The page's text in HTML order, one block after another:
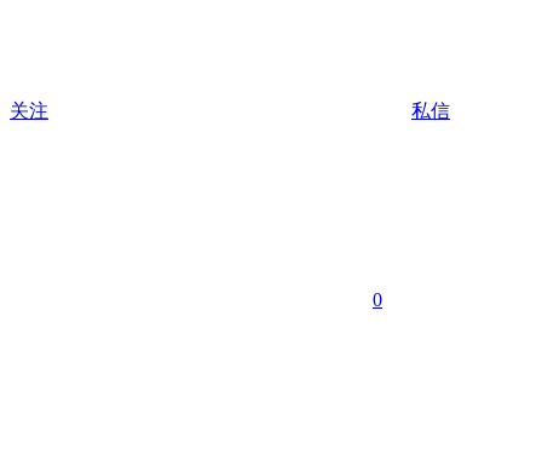
关注 私信
0